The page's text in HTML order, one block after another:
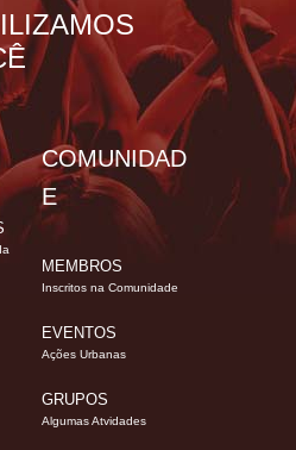
COMUNIDAD
E
MEMBROS
Inscritos na Comunidade
EVENTOS
Ações Urbanas
GRUPOS
Algumas Atvidades